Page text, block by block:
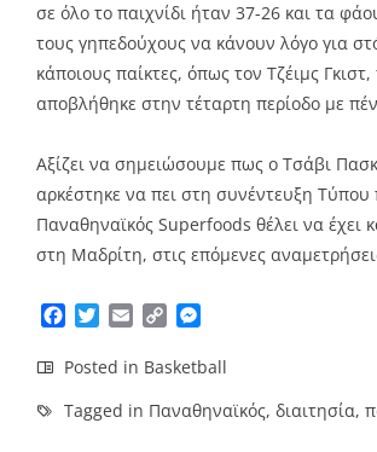
σε όλο το παιχνίδι ήταν 37-26 και τα
τους γηπεδούχους να κάνουν λόγο για
κάποιους παίκτες, όπως τον Τζέιμς
αποβλήθηκε στην τέταρτη περίοδο με
Αξίζει να σημειώσουμε πως ο Τσάβι
αρκέστηκε να πει στη συνέντευξη
Παναθηναϊκός Superfoods θέλει να έχει
στη Μαδρίτη, στις επόμενες
Facebook
TwitterEmailCopy
Posted in Basketball
Tagged in Παναθηναϊκός, διαιτησία,